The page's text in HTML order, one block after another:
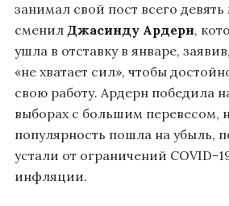
занимал свой пост всего
сменил Джасинду Ардерн,
ушла в отставку в январе,
«не хватает сил», чтобы
свою работу. Ардерн победила
выборах с большим перевесом,
популярность пошла на убыль,
устали от ограничений COVID-
инфляции.